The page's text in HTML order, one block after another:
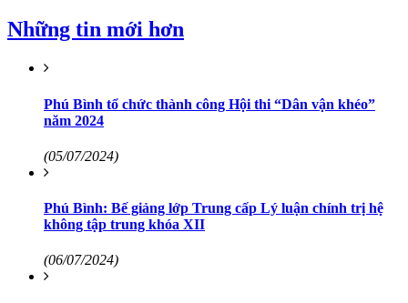
Những tin mới hơn
Phú Bình tổ chức thành công Hội thi “Dân vận khéo”
năm 2024
(05/07/2024)
Phú Bình: Bế giảng lớp Trung cấp Lý luận chính trị hệ
không tập trung khóa XII
(06/07/2024)